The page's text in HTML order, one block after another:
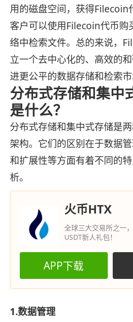
用的磁盘空间，获得Filecoin
客户可以使用Filecoin代币购
络中检索文件。总的来说，
立一个去中心化的、高效的
进更公平的数据存储和检索市
分布式存储和集中
是什么？
分布式存储和集中式存储是
架构。它们的区别在于数据
和扩展性等方面有着不同的
析。
火币HTX
全球三大交易所之一
USDT新人礼包！
APP下载
1.数据管理